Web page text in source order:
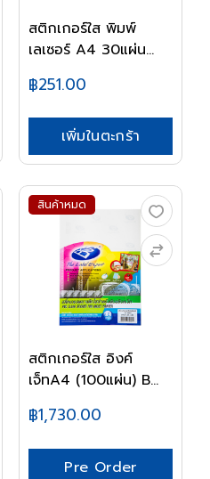
สติกเกอร์ใส พิมพ์
เลเซอร์ A4 30แผ่น...
฿251.00
เพิ่มในตะกร้า
สินค้าหมด
สติกเกอร์ใส อิงค์
เจ็ทA4 (100แผ่น) B...
฿1,730.00
Pre Order